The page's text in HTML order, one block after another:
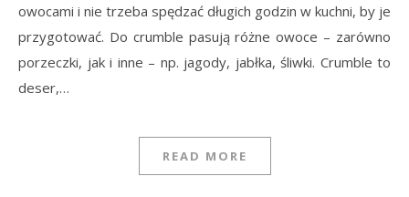
owocami i nie trzeba spędzać długich godzin w kuchni, by je
przygotować. Do crumble pasują różne owoce – zarówno
porzeczki, jak i inne – np. jagody, jabłka, śliwki. Crumble to
deser,…
READ MORE